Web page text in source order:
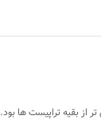
از بقیه تراپیست ها بود.